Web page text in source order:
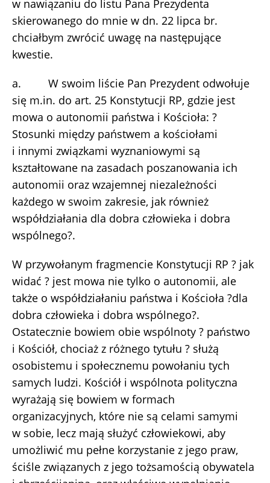
w nawiązaniu do listu Pana Prezydenta
skierowanego do mnie w dn. 22 lipca br.
chciałbym zwrócić uwagę na następujące
kwestie.
a. W swoim liście Pan Prezydent odwołuje
się m.in. do art. 25 Konstytucji RP, gdzie jest
mowa o autonomii państwa i Kościoła: ?
Stosunki między państwem a kościołami
i innymi związkami wyznaniowymi są
kształtowane na zasadach poszanowania ich
autonomii oraz wzajemnej niezależności
każdego w swoim zakresie, jak również
współdziałania dla dobra człowieka i dobra
wspólnego?.
W przywołanym fragmencie Konstytucji RP ? jak
widać ? jest mowa nie tylko o autonomii, ale
także o współdziałaniu państwa i Kościoła ?dla
dobra człowieka i dobra wspólnego?.
Ostatecznie bowiem obie wspólnoty ? państwo
i Kościół, chociaż z różnego tytułu ? służą
osobistemu i społecznemu powołaniu tych
samych ludzi. Kościół i wspólnota polityczna
wyrażają się bowiem w formach
organizacyjnych, które nie są celami samymi
w sobie, lecz mają służyć człowiekowi, aby
umożliwić mu pełne korzystanie z jego praw,
ściśle związanych z jego tożsamością obywatela